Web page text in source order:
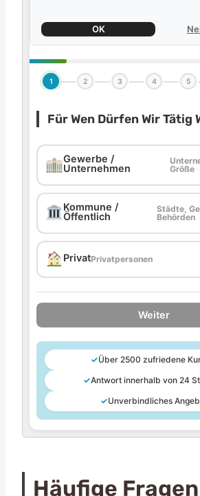
OK
1 2 3 4 5
Für Wen Dürfen Wir Tätig
Gewerbe /
Unternehmen
Größe
Kommune /
Öffentlich
Städte,
Behörden
PrivatPrivatpersonen
Weiter
✓Über 2500 zufriedene
✓Antwort innerhalb von 24
✓Unverbindliches
Häufige